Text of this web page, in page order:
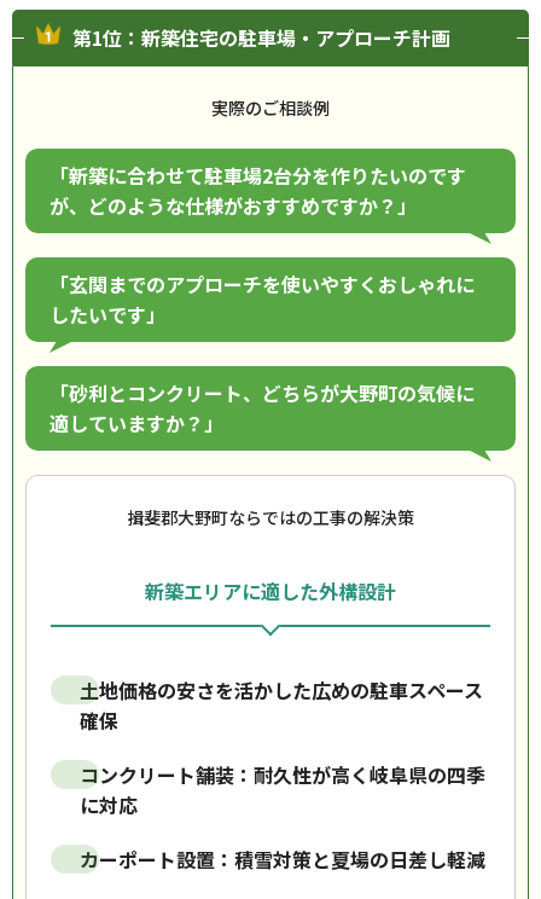
第1位：新築住宅の駐車場・アプローチ計画
実際のご相談例
「新築に合わせて駐車場2台分を作りたいのです
が、どのような仕様がおすすめですか？」
「玄関までのアプローチを使いやすくおしゃれに
したいです」
「砂利とコンクリート、どちらが大野町の気候に
適していますか？」
揖斐郡大野町ならではの工事の解決策
新築エリアに適した外構設計
土地価格の安さを活かした広めの駐車スペース
確保
コンクリート舗装：耐久性が高く岐阜県の四季
に対応
カーポート設置：積雪対策と夏場の日差し軽減